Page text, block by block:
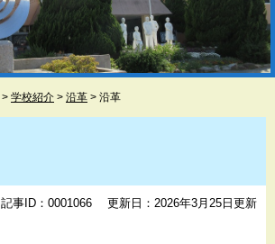
> 学校紹介 > 沿革 > 沿革
記事ID：0001066 更新日：2026年3月25日更新